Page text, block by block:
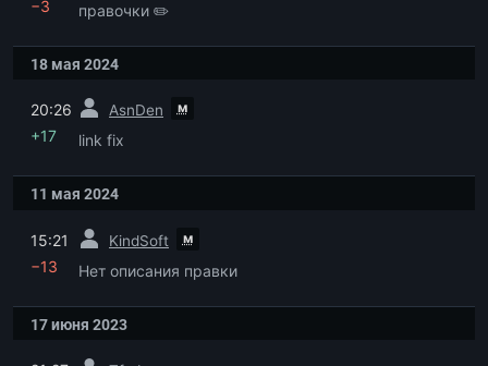
−3 правочки ✏️
18 мая 2024
20:26 AsnDen м
+17 link fix
11 мая 2024
15:21 KindSoft м
−13 Нет описания правки
17 июня 2023